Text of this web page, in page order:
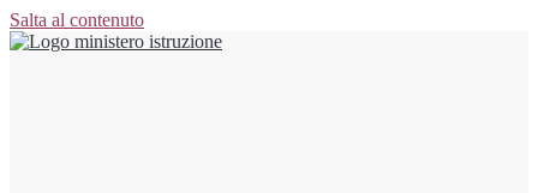
Salta al contenuto